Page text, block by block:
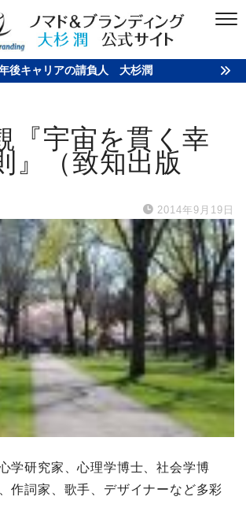
後キャリアの請負人 大杉潤
『宇宙を貫く幸
』（致知出版
2014年9月19日
学研究家、心理学博士、社会学博
作詞家、歌手、デザイナーなど多彩